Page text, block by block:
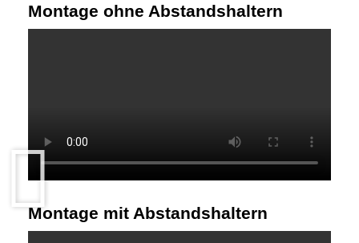
Montage ohne Abstandshaltern
Montage mit Abstandshaltern